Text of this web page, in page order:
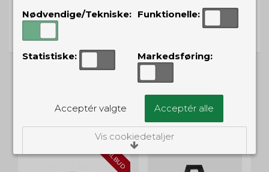
PRISGARANTI
ALTERNATIVE PRODUKTER
TILBUD
Nødvendige/Tekniske: Funktionelle:
Statistiske: Markedsføring:
Acceptér valgte Acceptér alle
Vis cookiedetaljer
Nødvendige/Tekniske